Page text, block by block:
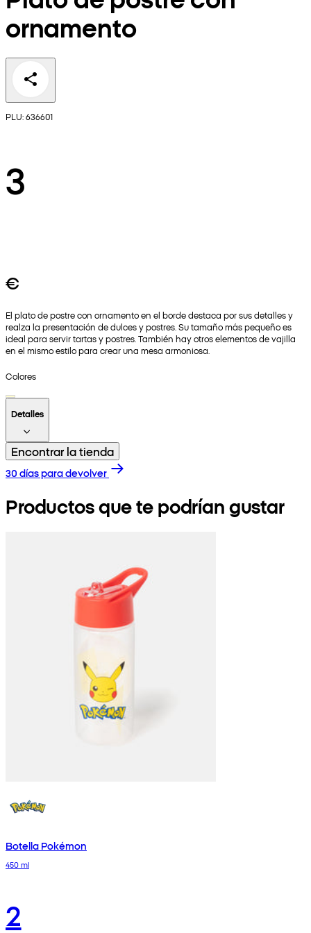
ornamento
PLU: 636601
3
€
El plato de postre con ornamento en el borde destaca por sus detalles y
realza la presentación de dulces y postres. Su tamaño más pequeño es
ideal para servir tartas y postres. También hay otros elementos de vajilla
en el mismo estilo para crear una mesa armoniosa.
Colores
Detalles
Encontrar la tienda
30 días para devolver
Productos que te podrían gustar
Botella Pokémon
450 ml
2